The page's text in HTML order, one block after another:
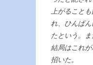
上がること
れ、ひんぱ
たという。ま
結局はこれ
招いた。